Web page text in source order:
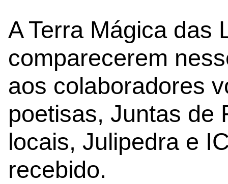
A Terra Mágica das
comparecerem
aos colaboradores
poetisas, Juntas de
locais, Julipedra e
recebido.